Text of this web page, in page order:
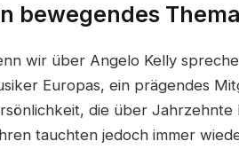
bewegendes
wir über Angelo Kelly
Europas, ein prägendes
die über
tauchten jedoch immer